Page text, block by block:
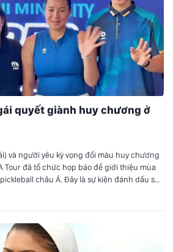
quyết giành huy chương ở
và người yêu kỳ vọng đổi màu huy chương
Tour đã tổ chức họp báo để giới thiệu mùa
châu Á. Đây là sự kiện đánh dấu sự